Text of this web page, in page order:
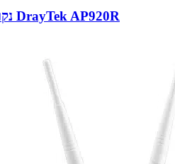
נקודת גישה אלחוטית חיצונית DrayTek AP920R